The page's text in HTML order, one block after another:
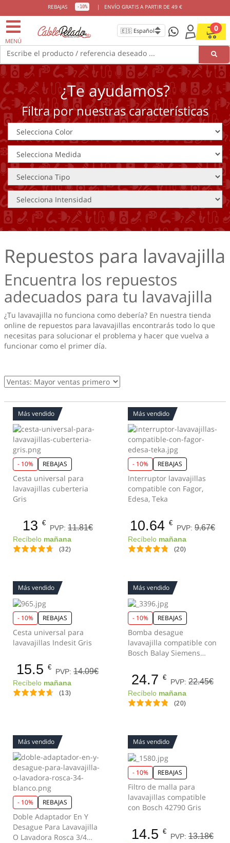
REBAJAS -10% | ENVÍO GRATIS A PARTIR DE 49 €
MENÚ
0
Escribe el producto / referencia deseado ...
¿Te ayudamos?
Filtra por nuestras características
Repuestos para lavavajilla
Encuentra los repuestos
adecuados para tu lavavajilla
¿Tu lavavajilla no funciona como debería? En nuestra tienda
online de repuestos para lavavajillas encontrarás todo lo que
necesitas para solucionar el problema y hacer que vuelva a
funcionar como el primer día.
Más vendido
- 10% REBAJAS
Cesta universal para
lavavajillas cuberteria
Gris
13 €
PVP: 11.81€
Recíbelo mañana
(32)
Más vendido
- 10% REBAJAS
Interruptor lavavajillas
compatible con Fagor,
Edesa, Teka
10.64 €
PVP: 9.67€
Recíbelo mañana
(20)
Más vendido
- 10% REBAJAS
Cesta universal para
lavavajillas Indesit Gris
15.5 €
PVP: 14.09€
Recíbelo mañana
(13)
Más vendido
- 10% REBAJAS
Bomba desague
lavavajilla compatible con
Bosch Balay Siemens
24.7 €
PVP: 22.45€
Recíbelo mañana
(20)
Más vendido
- 10% REBAJAS
Doble Adaptador En Y
Desague Para Lavavajilla
O Lavadora Rosca 3/4
Más vendido
- 10% REBAJAS
Filtro de malla para
lavavajillas compatible
con Bosch 42790 Gris
14.5 €
PVP: 13.18€